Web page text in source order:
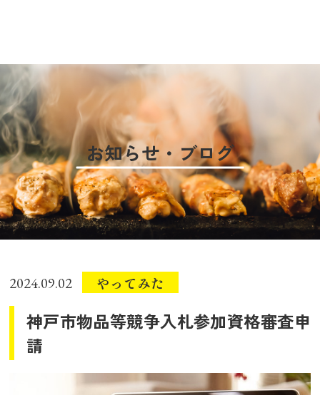
お知らせ・ブログ
2024.09.02 やってみた
神戸市物品等競争入札参加資格審査申
請